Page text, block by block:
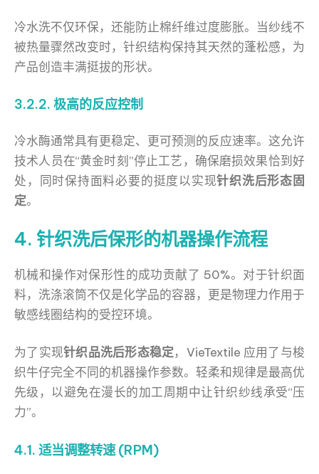
冷水洗不仅环保，还能防止棉纤维过度膨胀。当纱线不
被热量骤然改变时，针织结构保持其天然的蓬松感，为
产品创造丰满挺拔的形状。
3.2.2. 极高的反应控制
冷水酶通常具有更稳定、更可预测的反应速率。这允许
技术人员在“黄金时刻”停止工艺，确保磨损效果恰到好
处，同时保持面料必要的挺度以实现针织洗后形态固
定。
4. 针织洗后保形的机器操作流程
机械和操作对保形性的成功贡献了 50%。对于针织面
料，洗涤滚筒不仅是化学品的容器，更是物理力作用于
敏感线圈结构的受控环境。
为了实现针织品洗后形态稳定，VieTextile 应用了与梭
织牛仔完全不同的机器操作参数。轻柔和规律是最高优
先级，以避免在漫长的加工周期中让针织纱线承受“压
力”。
4.1. 适当调整转速 (RPM)